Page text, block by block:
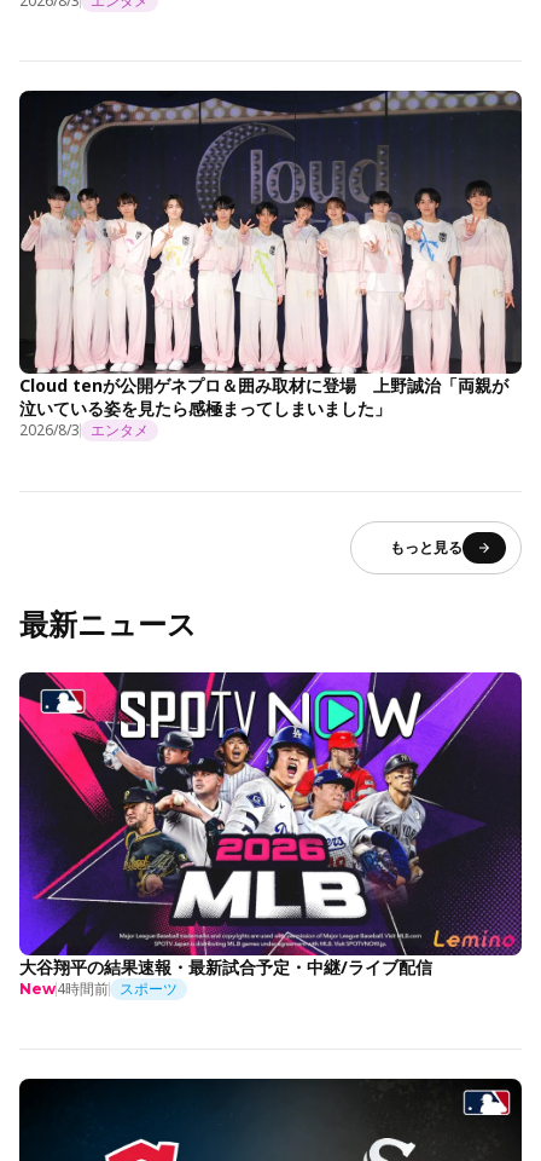
Cloud tenが公開ゲネプロ＆囲み取材に登場 上野誠治「両親が
泣いている姿を見たら感極まってしまいました」
2026/8/3 エンタメ
もっと見る
最新ニュース
大谷翔平の結果速報・最新試合予定・中継/ライブ配信
New4時間前 スポーツ